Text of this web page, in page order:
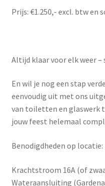
Prijs: €1.250,- excl. btw en
Altijd klaar voor elk weer
En wil je nog een stap
eenvoudig uit met ons
van toiletten en glaswerk
jouw feest helemaal
Benodigdheden op locatie:
Krachtstroom 16A (of
Wateraansluiting